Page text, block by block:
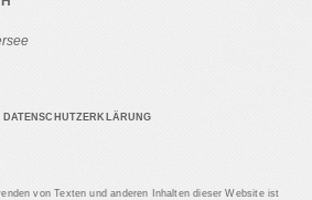
DATENSCHUTZERKLÄRUNG
von Texten und anderen Inhalten dieser Website ist